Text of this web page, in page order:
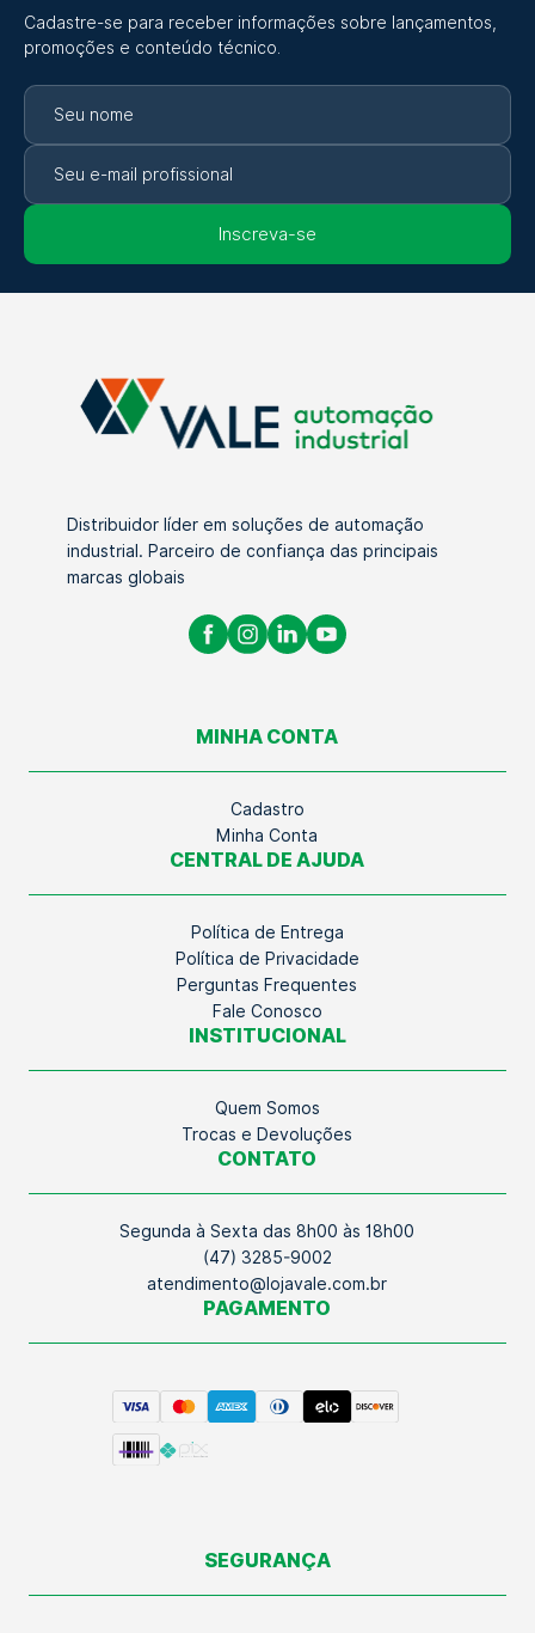
Cadastre-se para receber informações sobre lançamentos,
promoções e conteúdo técnico.
Inscreva-se
Distribuidor líder em soluções de automação
industrial. Parceiro de confiança das principais
marcas globais
MINHA CONTA
Cadastro
Minha Conta
CENTRAL DE AJUDA
Política de Entrega
Política de Privacidade
Perguntas Frequentes
Fale Conosco
INSTITUCIONAL
Quem Somos
Trocas e Devoluções
CONTATO
Segunda à Sexta das 8h00 às 18h00
(47) 3285-9002
atendimento@lojavale.com.br
PAGAMENTO
SEGURANÇA